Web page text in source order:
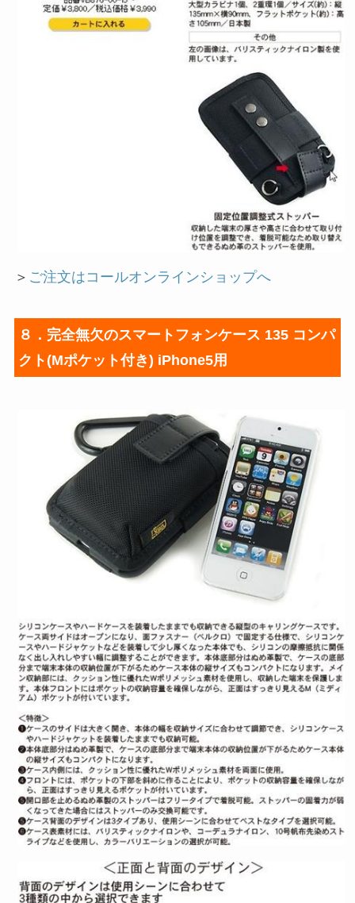
＞ ご注文はコールオンラインショップへ
８．完全無欠のスマートフォンケース 135 コンパ
クト(Mポケット付き) iPhone5用